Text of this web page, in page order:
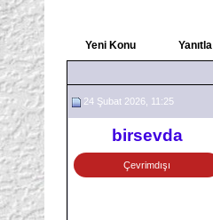
Yeni Konu Yanıtla
24 Şubat 2026, 11:25
birsevda
Çevrimdışı